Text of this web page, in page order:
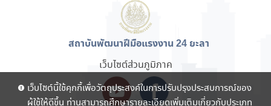
สถาบันพัฒนาฝีมือแรงงาน 24 ยะลา
เว็บไซต์ส่วนภูมิภาค
เว็บไซต์นี้ใช้คุกกี้เพื่อวัตถุประสงค์ในการปรับปรุงประสบการณ์ของ
ผู้ใช้ให้ดีขึ้น ท่านสามารถศึกษารายละเอียดเพิ่มเติมเกี่ยวกับประเภท